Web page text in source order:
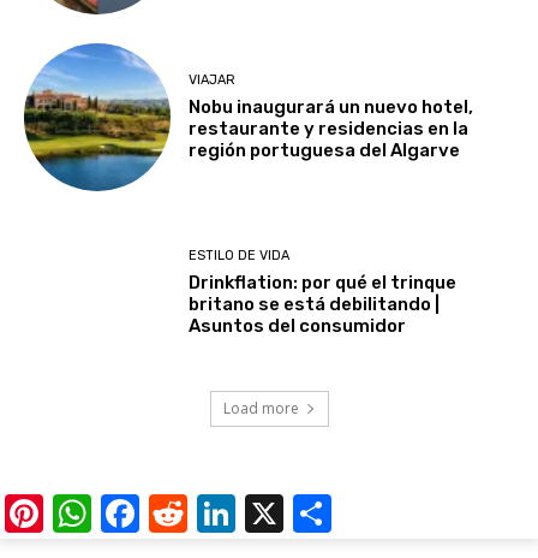
VIAJAR
Nobu inaugurará un nuevo hotel,
restaurante y residencias en la
región portuguesa del Algarve
ESTILO DE VIDA
Drinkflation: por qué el trinque
britano se está debilitando |
Asuntos del consumidor
Load more
Pinterest
WhatsApp
Facebook
RedditLinkedIn
X